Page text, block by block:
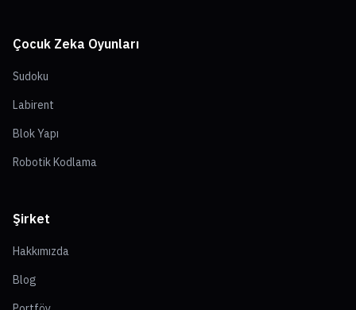
Çocuk Zeka Oyunları
Sudoku
Labirent
Blok Yapı
Robotik Kodlama
Şirket
Hakkımızda
Blog